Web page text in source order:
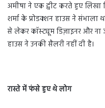
अमीषा ने एक ट्वीट करते हुए लिखा
शर्मा के प्रोडक्शन हाउस ने
से लेकर कॉस्ट्यूम डिज़ाइनर और ना
हाउस ने उनकी सैलरी नहीं दी है।
रास्ते में फंसे हुए थे लोग